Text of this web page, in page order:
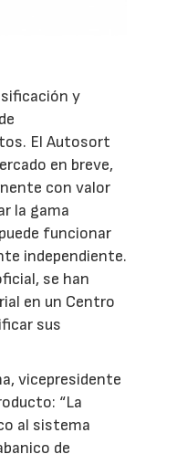
y
El Autosort
en breve,
con valor
la gama
funcionar
independiente.
se han
en un Centro
sus
vicepresidente
“La
al sistema
de